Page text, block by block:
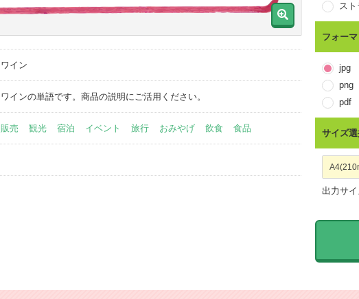
ワイン
ワインの単語です。商品の説明にご活用ください。
販売 観光 宿泊 イベント 旅行 おみやげ 飲食 食品
ス
フォーマ
jpg
png
pdf
サイズ
出力サ